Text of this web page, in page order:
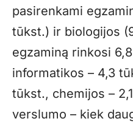
pasirenkami
tūkst.) ir biologijos
egzaminą rinkosi
informatikos – 4,3
tūkst., chemijos –
verslumo – kiek